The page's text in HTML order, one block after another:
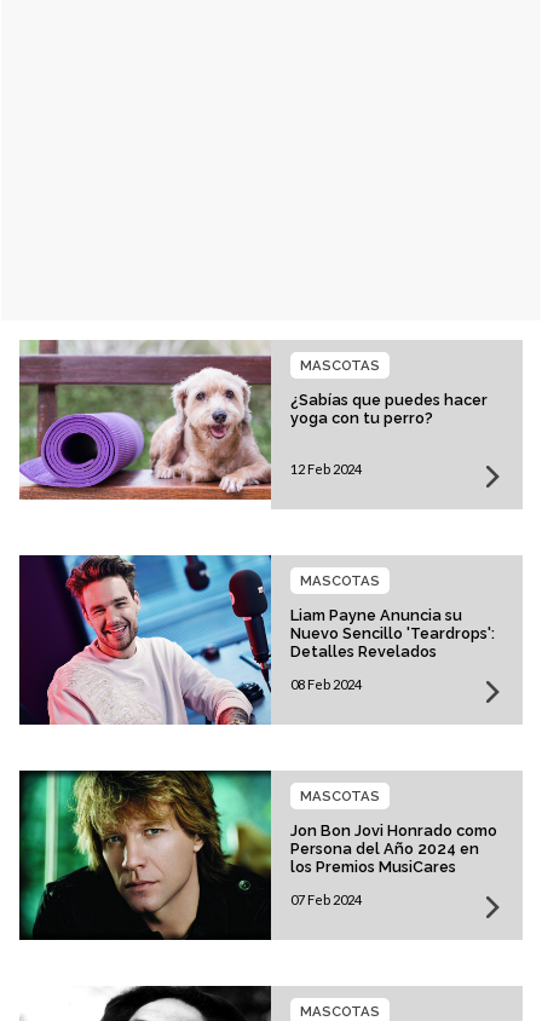
¿Sabías que puedes hacer
yoga con tu perro?
MASCOTAS
12 Feb 2024
Liam Payne Anuncia su
Nuevo Sencillo 'Teardrops':
Detalles Revelados
MASCOTAS
08 Feb 2024
Jon Bon Jovi Honrado como
Persona del Año 2024 en
los Premios MusiCares
MASCOTAS
07 Feb 2024
MASCOTAS